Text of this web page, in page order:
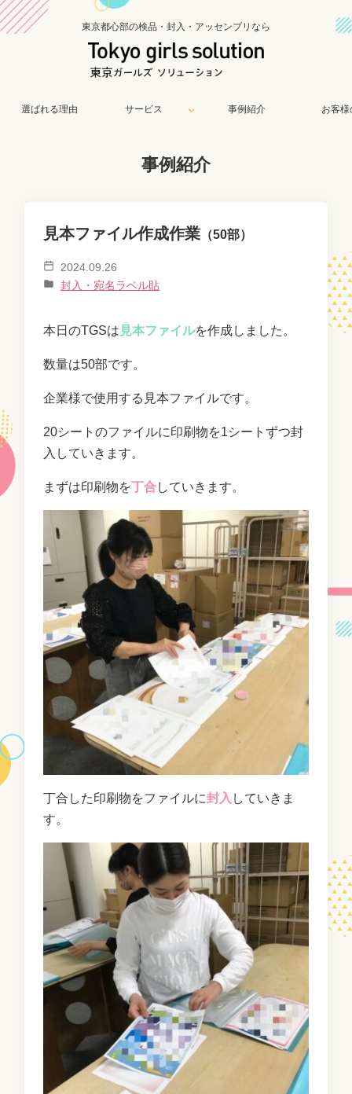
東京都心部の検品・封入・アッセンブリなら
選ばれる理由 サービス 事例紹介 お客様
事例紹介
見本ファイル作成作業 （50部）
2024.09.26
封入・宛名ラベル貼
本日のTGSは 見本ファイルを作成しました。
数量は50部です。
企業様で使用する見本ファイルです。
20シートのファイルに印刷物を1シートずつ封
入していきます。
まずは印刷物を丁合していきます。
丁合した印刷物をファイルに封入 していきま
す。